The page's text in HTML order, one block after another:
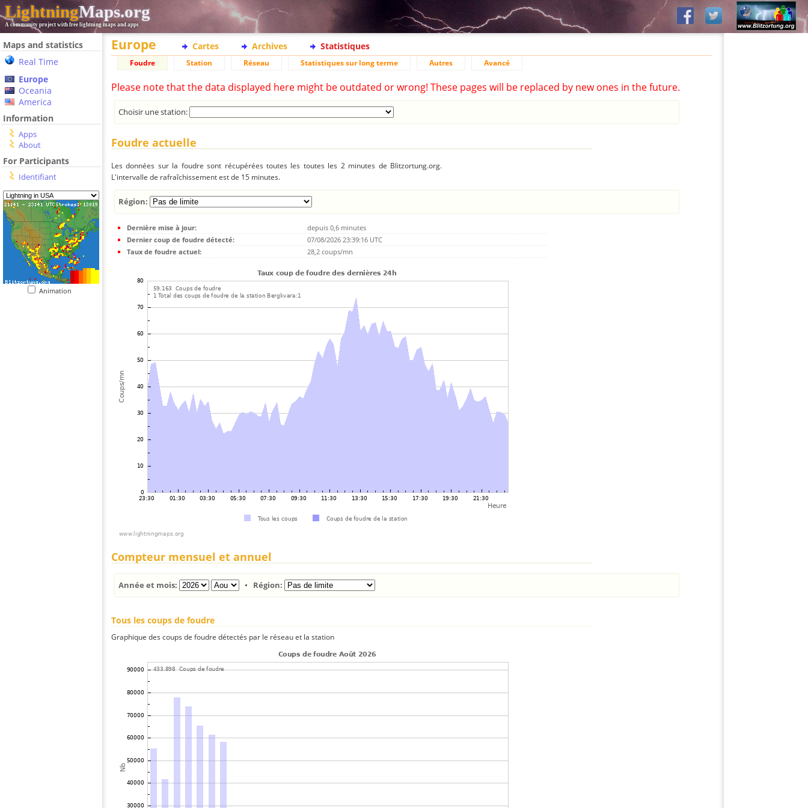
LightningMaps.org
A community project with free lightning maps and apps
Maps and statistics
Real Time
Europe
Oceania
America
Information
Apps
About
For Participants
Identifiant
Animation
Europe Cartes Archives Statistiques
Foudre Station Réseau Statistiques sur long terme Autres Avancé
Please note that the data displayed here might be outdated or wrong! These pages will be replaced by new ones in the future.
Choisir une station:
Foudre actuelle
Les données sur la foudre sont récupérées toutes les toutes les 2 minutes de Blitzortung.org.
L'intervalle de rafraîchissement est de 15 minutes.
Région:
Dernière mise à jour:
depuis 0,6 minutes
Dernier coup de foudre détecté:
07/08/2026 23:39:16 UTC
Taux de foudre actuel:
28,2 coups/mn
Compteur mensuel et annuel
Année et mois: • Région:
Tous les coups de foudre
Graphique des coups de foudre détectés par le réseau et la station